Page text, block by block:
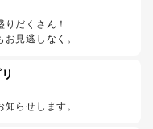
だくさん！
見逃しなく。
らせします。